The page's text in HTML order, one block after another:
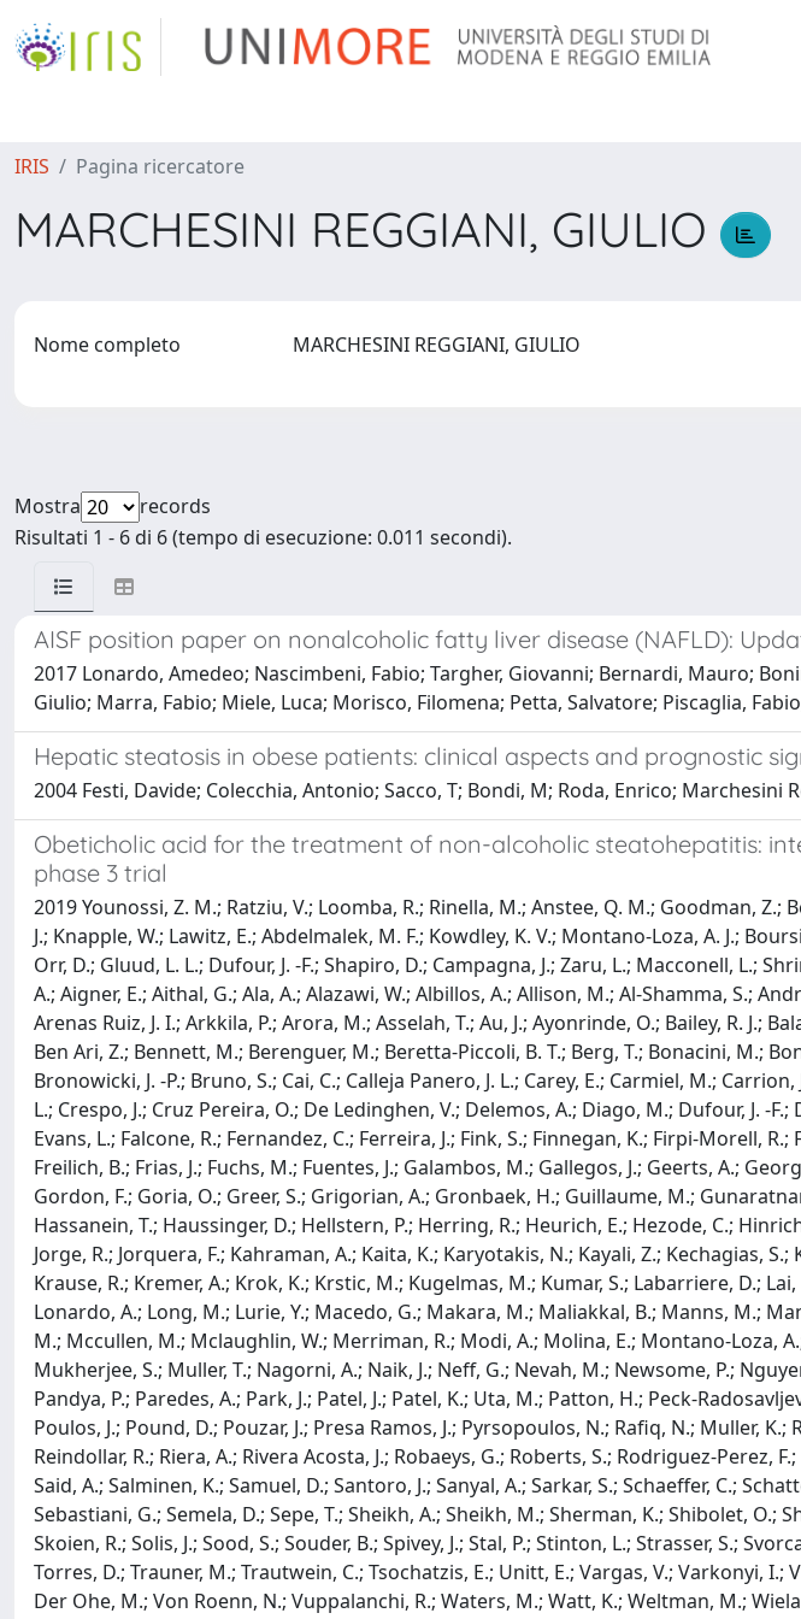
IRIS Pagina ricercatore
MARCHESINI REGGIANI, GIULIO
Nome completo MARCHESINI REGGIANI, GIULIO
Mostra
records
Risultati 1 - 6 di 6 (tempo di esecuzione: 0.011 secondi).
AISF position paper on nonalcoholic fatty liver disease (NAFLD):
2017 Lonardo, Amedeo; Nascimbeni, Fabio; Targher, Giovanni; Bernardi, Mauro;
Giulio; Marra, Fabio; Miele, Luca; Morisco, Filomena; Petta, Salvatore; Piscaglia,
Hepatic steatosis in obese patients: clinical aspects and prognostic
2004 Festi, Davide; Colecchia, Antonio; Sacco, T; Bondi, M; Roda, Enrico; Marchesini
Obeticholic acid for the treatment of non-alcoholic steatohepatitis:
phase 3 trial
2019 Younossi, Z. M.; Ratziu, V.; Loomba, R.; Rinella, M.; Anstee, Q. M.; Goodman, Z.;
J.; Knapple, W.; Lawitz, E.; Abdelmalek, M. F.; Kowdley, K. V.; Montano-Loza, A. J.;
Orr, D.; Gluud, L. L.; Dufour, J. -F.; Shapiro, D.; Campagna, J.; Zaru, L.; Macconell, L.;
A.; Aigner, E.; Aithal, G.; Ala, A.; Alazawi, W.; Albillos, A.; Allison, M.; Al-Shamma, S.;
Arenas Ruiz, J. I.; Arkkila, P.; Arora, M.; Asselah, T.; Au, J.; Ayonrinde, O.; Bailey, R. J.;
Ben Ari, Z.; Bennett, M.; Berenguer, M.; Beretta-Piccoli, B. T.; Berg, T.; Bonacini, M.;
Bronowicki, J. -P.; Bruno, S.; Cai, C.; Calleja Panero, J. L.; Carey, E.; Carmiel, M.;
L.; Crespo, J.; Cruz Pereira, O.; De Ledinghen, V.; Delemos, A.; Diago, M.; Dufour, J. -
Evans, L.; Falcone, R.; Fernandez, C.; Ferreira, J.; Fink, S.; Finnegan, K.; Firpi-Morell,
Freilich, B.; Frias, J.; Fuchs, M.; Fuentes, J.; Galambos, M.; Gallegos, J.; Geerts, A.;
Gordon, F.; Goria, O.; Greer, S.; Grigorian, A.; Gronbaek, H.; Guillaume, M.;
Hassanein, T.; Haussinger, D.; Hellstern, P.; Herring, R.; Heurich, E.; Hezode, C.;
Jorge, R.; Jorquera, F.; Kahraman, A.; Kaita, K.; Karyotakis, N.; Kayali, Z.; Kechagias,
Krause, R.; Kremer, A.; Krok, K.; Krstic, M.; Kugelmas, M.; Kumar, S.; Labarriere, D.;
Lonardo, A.; Long, M.; Lurie, Y.; Macedo, G.; Makara, M.; Maliakkal, B.; Manns, M.;
M.; Mccullen, M.; Mclaughlin, W.; Merriman, R.; Modi, A.; Molina, E.; Montano-Loza,
Mukherjee, S.; Muller, T.; Nagorni, A.; Naik, J.; Neff, G.; Nevah, M.; Newsome, P.;
Pandya, P.; Paredes, A.; Park, J.; Patel, J.; Patel, K.; Uta, M.; Patton, H.; Peck-
Poulos, J.; Pound, D.; Pouzar, J.; Presa Ramos, J.; Pyrsopoulos, N.; Rafiq, N.; Muller,
Reindollar, R.; Riera, A.; Rivera Acosta, J.; Robaeys, G.; Roberts, S.; Rodriguez-Perez,
Said, A.; Salminen, K.; Samuel, D.; Santoro, J.; Sanyal, A.; Sarkar, S.; Schaeffer, C.;
Sebastiani, G.; Semela, D.; Sepe, T.; Sheikh, A.; Sheikh, M.; Sherman, K.; Shibolet,
Skoien, R.; Solis, J.; Sood, S.; Souder, B.; Spivey, J.; Stal, P.; Stinton, L.; Strasser, S.;
Torres, D.; Trauner, M.; Trautwein, C.; Tsochatzis, E.; Unitt, E.; Vargas, V.; Varkonyi,
Der Ohe, M.; Von Roenn, N.; Vuppalanchi, R.; Waters, M.; Watt, K.; Weltman, M.;